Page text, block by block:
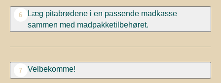
6
Læg pitabrødene i en passende madkasse
sammen med madpakketilbehøret.
7 Velbekomme!